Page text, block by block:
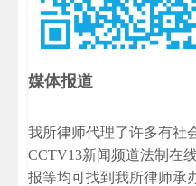
媒体报道
我所律师代理了许多有社
CCTV13新闻频道法制在
报等均可找到我所律师承